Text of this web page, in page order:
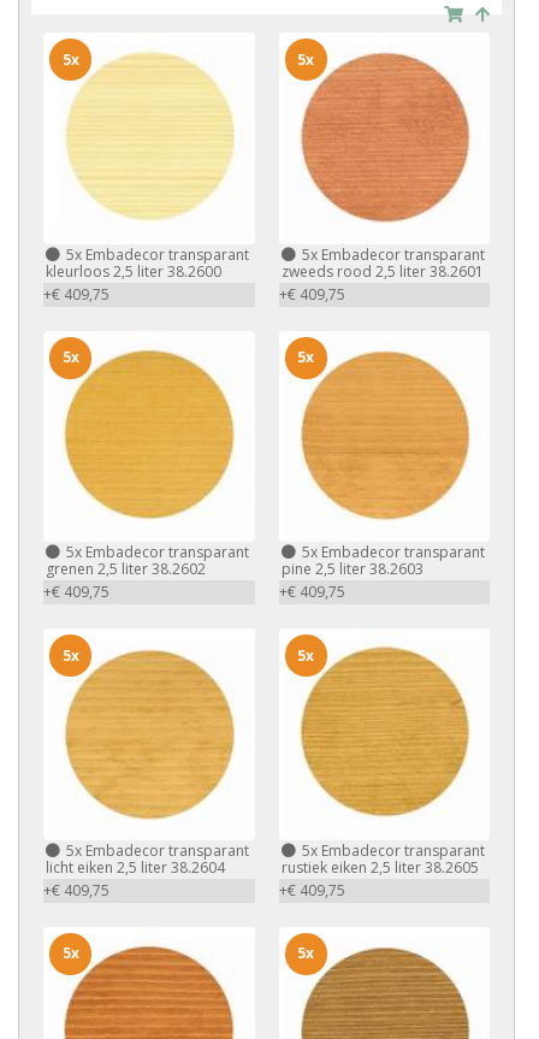
5x Embadecor transparant
kleurloos 2,5 liter 38.2600
+€ 409,75
5x
5xEmbadecor transparant
zweeds rood 2,5 liter 38.2601
+€ 409,75
5x
5x Embadecor transparant
grenen 2,5 liter 38.2602
+€ 409,75
5x
5xEmbadecor transparant
pine 2,5 liter 38.2603
+€ 409,75
5x
5x Embadecor transparant
licht eiken 2,5 liter 38.2604
+€ 409,75
5x
5xEmbadecor transparant
rustiek eiken 2,5 liter 38.2605
+€ 409,75
5x
5x 5x